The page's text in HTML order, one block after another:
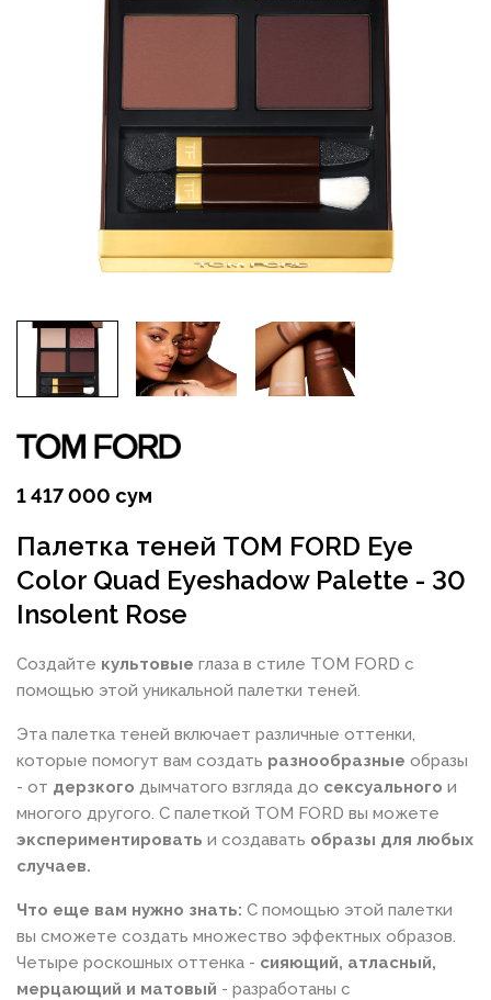
1 417 000 сум
Палетка теней TOM FORD Eye
Color Quad Eyeshadow Palette - 30
Insolent Rose
Создайте культовые глаза в стиле TOM FORD с
помощью этой уникальной палетки теней.
Эта палетка теней включает различные оттенки,
которые помогут вам создать разнообразные образы
- от дерзкого дымчатого взгляда до сексуального и
многого другого. С палеткой TOM FORD вы можете
экспериментировать и создавать образы для любых
случаев.
Что еще вам нужно знать: С помощью этой палетки
вы сможете создать множество эффектных образов.
Четыре роскошных оттенка - сияющий, атласный,
мерцающий и матовый - разработаны с